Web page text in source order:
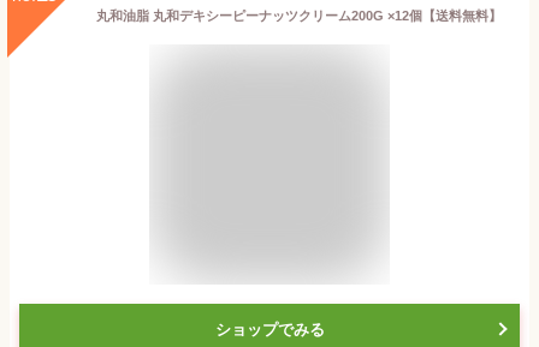
丸和油脂 丸和デキシーピーナッツクリーム200G ×12個【送料無料】
ショップでみる